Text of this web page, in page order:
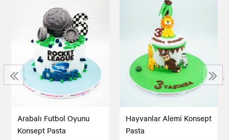
Arabalı Futbol Oyunu
Konsept Pasta
Hayvanlar Alemi Konsept
Pasta
‹ ›